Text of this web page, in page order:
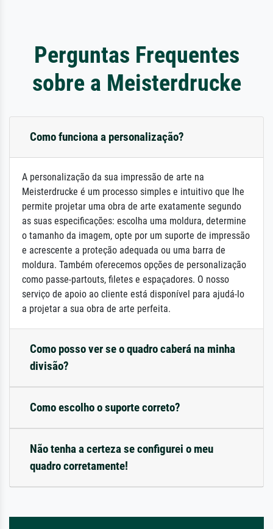
Perguntas Frequentes
sobre a Meisterdrucke
Como funciona a personalização?
A personalização da sua impressão de arte na
Meisterdrucke é um processo simples e intuitivo que lhe
permite projetar uma obra de arte exatamente segundo
as suas especificações: escolha uma moldura, determine
o tamanho da imagem, opte por um suporte de impressão
e acrescente a proteção adequada ou uma barra de
moldura. Também oferecemos opções de personalização
como passe-partouts, filetes e espaçadores. O nosso
serviço de apoio ao cliente está disponível para ajudá-lo
a projetar a sua obra de arte perfeita.
Como posso ver se o quadro caberá na minha
divisão?
Como escolho o suporte correto?
Não tenha a certeza se configurei o meu
quadro corretamente!